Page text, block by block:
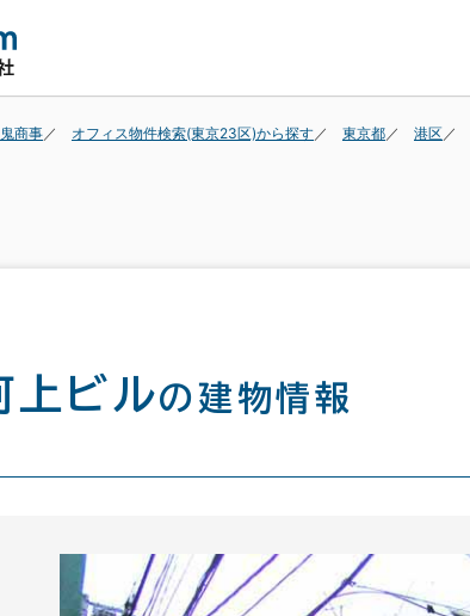
商事 オフィス物件検索(東京23区)から探す 東京都 港区
上ビルの建物情報